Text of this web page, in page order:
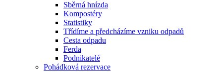
Sběrná hnízda
Kompostéry
Statistiky
Třídíme a předcházíme vzniku odpadů
Cesta odpadu
Ferda
Podnikatelé
Pohádková rezervace